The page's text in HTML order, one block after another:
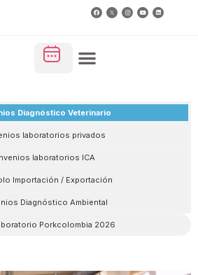
Diagnóstico Veterinario
laboratorios privados
laboratorios ICA
Importación / Exportación
Diagnóstico Ambiental
Porkcolombia 2026